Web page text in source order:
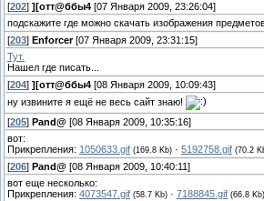
[202] ][отт@ббы4 [07 Января 2009, 23:26:04]
подскажите где можно скачать изображения
[203] Enforcer[07 Января 2009, 23:31:15]
Тут.
Нашел где писать...
[204] ][отт@ббы4 [08 Января 2009, 10:09:43]
ну извините я ещё не весь сайт знаю!
[205] Pand@ [08 Января 2009, 10:35:16]
вот:
Прикрепления: 1050633.gif (169.8 Kb) · 5192758.gif (70.2
[206] Pand@ [08 Января 2009, 10:40:11]
вот еще несколько:
Прикрепления: 4073547.gif (58.7 Kb) · 7188845.gif (66.8 Kb)